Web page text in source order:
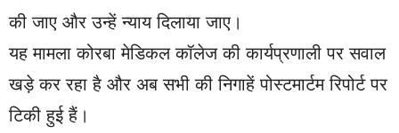
की जाए और उन्हें न्याय दिलाया जाए।
यह मामला कोरबा मेडिकल कॉलेज की कार्यप्रणाली पर सवाल
खड़े कर रहा है और अब सभी की निगाहें पोस्टमार्टम रिपोर्ट पर
टिकी हुई हैं।